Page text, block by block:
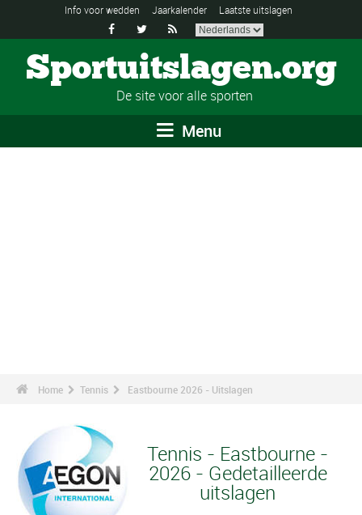
Info voor wedden Jaarkalender Laatste uitslagen
  
Sportuitslagen.org
De site voor alle sporten
Menu
Home Tennis Eastbourne 2026 - Uitslagen
Tennis - Eastbourne -
2026 - Gedetailleerde
uitslagen